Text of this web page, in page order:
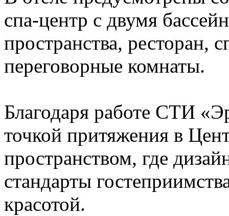
спа-центр с двумя
пространства, ресторан,
переговорные комнаты.
Благодаря работе СТИ
точкой притяжения в
пространством, где
стандарты
красотой.